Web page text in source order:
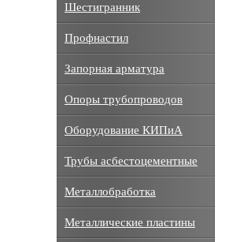
Шестигранник
Профнастил
Запорная арматура
Опоры трубопроводов
Оборудование КИПиА
Трубы асбестоцементные
Металлобработка
Металлические пластины